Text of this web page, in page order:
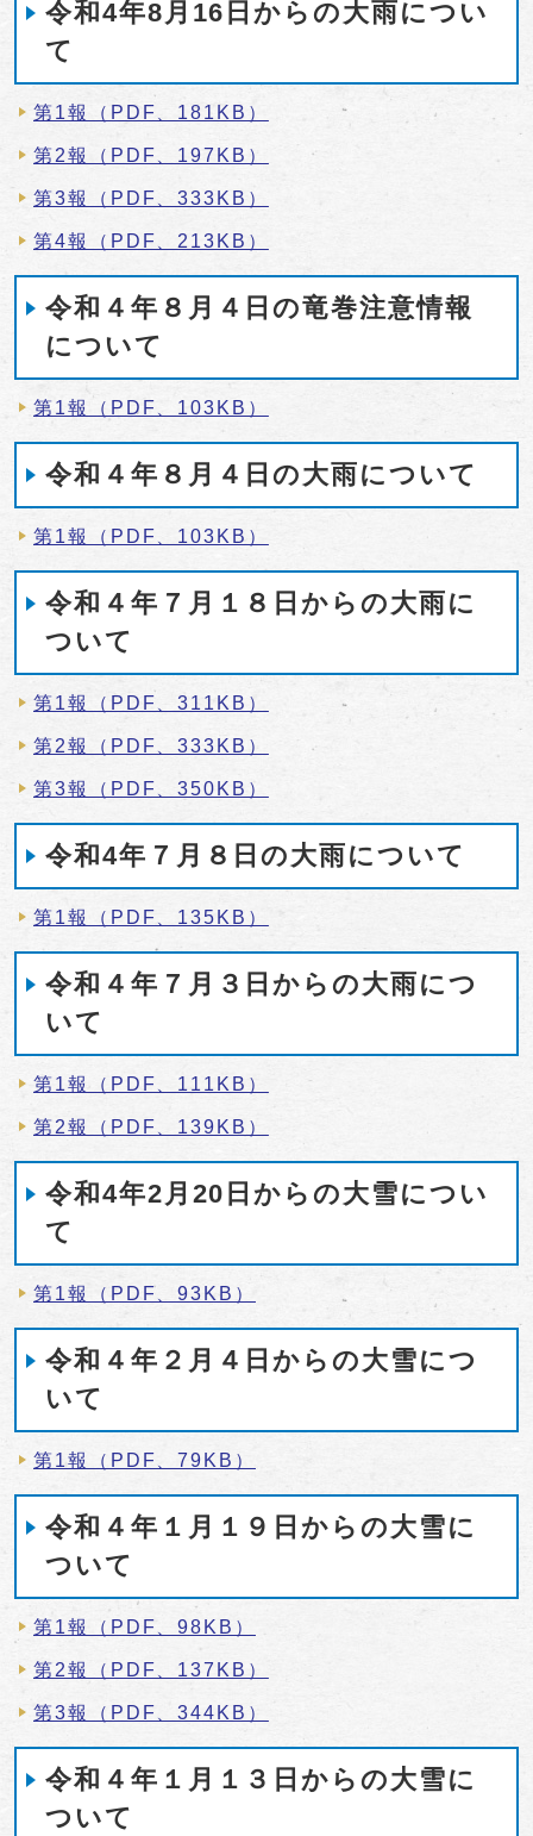
令和4年8月16日からの大雨につい
て
第1報（PDF、181KB）
第2報（PDF、197KB）
第3報（PDF、333KB）
第4報（PDF、213KB）
令和４年８月４日の竜巻注意情報
について
第1報（PDF、103KB）
令和４年８月４日の大雨について
第1報（PDF、103KB）
令和４年７月１８日からの大雨に
ついて
第1報（PDF、311KB）
第2報（PDF、333KB）
第3報（PDF、350KB）
令和4年７月８日の大雨について
第1報（PDF、135KB）
令和４年７月３日からの大雨につ
いて
第1報（PDF、111KB）
第2報（PDF、139KB）
令和4年2月20日からの大雪につい
て
第1報（PDF、93KB）
令和４年２月４日からの大雪につ
いて
第1報（PDF、79KB）
令和４年１月１９日からの大雪に
ついて
第1報（PDF、98KB）
第2報（PDF、137KB）
第3報（PDF、344KB）
令和４年１月１３日からの大雪に
ついて